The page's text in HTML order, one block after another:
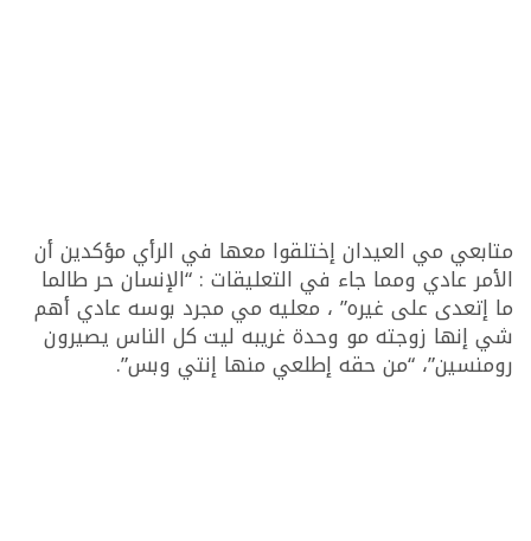
متابعي مي العيدان إختلقوا معها في الرأي مؤكدين أن
الأمر عادي ومما جاء في التعليقات : “الإنسان حر طالما
ما إتعدى على غيره” ، معليه مي مجرد بوسه عادي أهم
شي إنها زوجته مو وحدة غريبه ليت كل الناس يصيرون
رومنسين”، “من حقه إطلعي منها إنتي وبس”.